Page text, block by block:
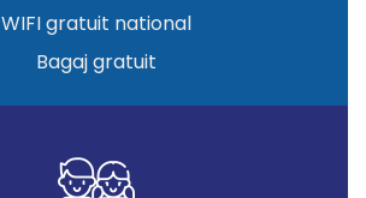
WIFI gratuit national
Bagaj gratuit